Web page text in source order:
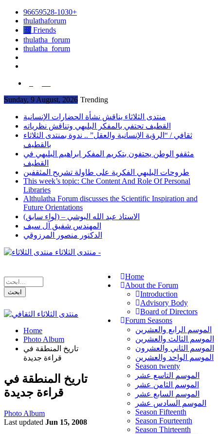
96659528-1030+
thulathaforum
Friends
thulatha_forum
thulatha_forum
Sunday, 9 August, 2026 Trending
منتدى الثلاثاء يناقش نشأة الحضارات الإنسانية
القطيف تحتفي بالمفكر البليهي وتناقش نظرياته
ثقافي / “الرؤية الإنسانية والعقل” .. ندوة بمنتدى الثلاثاء
بالقطيف
مثقفو الوطن يحتفون بتكريم المفكر ابراهيم البليهي في
القطيف
طروحات البليهي الفكرية على طاولة تشريح المثقفين
This week’s topic: Che Content And Role Of Personal
Libraries
Althulatha Forum discusses the Scientific Inspiration and
Future Orientations
الاستاذ عبد الله البوشي – (لواء سابق)
المهندس شفيق آل سيف
الدكتور منصور المرزوقي
منتدى الثلاثاء -
Home
About the Forum
Introduction
Advisory Body
Board of Directors
Forum Seasons
الموسم الرابع والعشرين
الموسم الثالث والعشرين
الموسم الثاني والعشرون
الموسم الواحد والعشرين
Season twenty
الموسم التاسع عشر
الموسم الثامن عشر
الموسم السابع عشر
الموسم السادس عشر
Season Fifteenth
Season Fourteenth
Season Thirteenth
Home
Photo Album
تاريخ المنطقة في
قراءة جديدة
تاريخ المنطقة في
قراءة جديدة
Photo Album
Last updated Jun 15, 2008